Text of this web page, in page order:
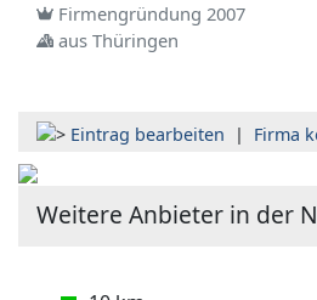
Firmengründung 2007
aus Thüringen
Eintrag bearbeiten | Firma
Weitere Anbieter in der